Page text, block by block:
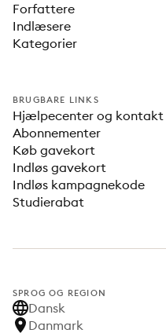
Forfattere
Indlæsere
Kategorier
BRUGBARE LINKS
Hjælpecenter og kontakt
Abonnementer
Køb gavekort
Indløs gavekort
Indløs kampagnekode
Studierabat
SPROG OG REGION
Dansk
Danmark